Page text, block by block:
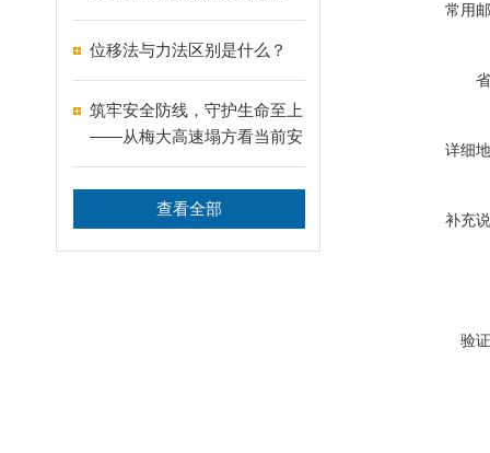
位移法与力法区别是什么？
筑牢安全防线，守护生命至上
——从梅大高速塌方看当前安
全防范的紧迫性
查看全部
常用
详细
补充
验